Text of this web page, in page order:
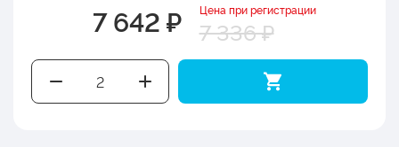
7 642 ₽ Цена при регистрации
7 336 ₽